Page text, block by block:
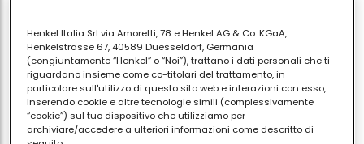
Procedimento
Piegare una foglia a metà dall’alto verso il
basso
Arrotolarla su se stessa
Henkel Italia Srl via Amoretti, 78 e Henkel AG & Co. KGaA,
Henkelstrasse 67, 40589 Duesseldorf, Germania
(congiuntamente “Henkel” o “Noi”), trattano i dati personali che ti
riguardano insieme come co-titolari del trattamento, in
particolare sull'utilizzo di questo sito web e interazioni con esso,
inserendo cookie e altre tecnologie simili (complessivamente
“cookie”) sul tuo dispositivo che utilizziamo per
archiviare/accedere a ulteriori informazioni come descritto di